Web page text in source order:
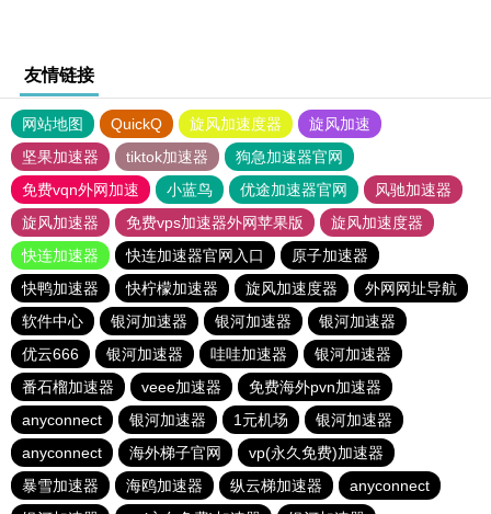
友情链接
网站地图 QuickQ 旋风加速度器
旋风加速
坚果加速器
tiktok加速器
狗急加速器官网
免费vqn外网加速
小蓝鸟 优途加速器官网
风驰加速器
旋风加速器
免费vps加速器外网苹果版
旋风加速度器
快连加速器
快连加速器官网入口
原子加速器
快鸭加速器
快柠檬加速器 旋风加速度器
外网网址导航
软件中心
银河加速器 银河加速器
银河加速器
优云666
银河加速器 哇哇加速器
银河加速器
番石榴加速器
veee加速器
免费海外pvn加速器
anyconnect
银河加速器 1元机场
银河加速器
anyconnect
海外梯子官网
vp(永久免费)加速器
暴雪加速器
海鸥加速器 纵云梯加速器
anyconnect